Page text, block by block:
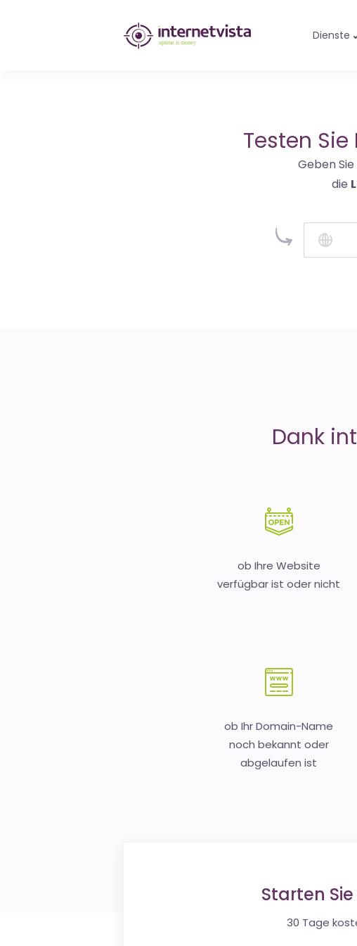
internetvista
Dienste
Testen
Geben
die
Dank
ob Ihre Website
verfügbar ist oder nicht
ob Ihr Domain-Name
noch bekannt oder
abgelaufen ist
Starten
30 Tage